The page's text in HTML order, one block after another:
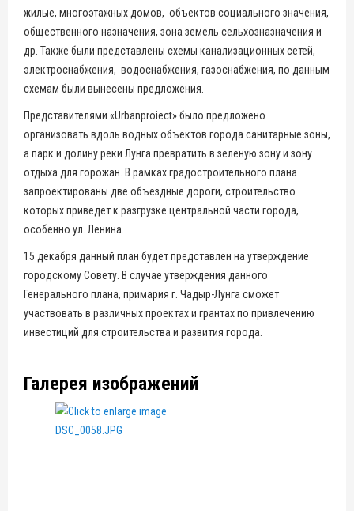
жилые, многоэтажных домов, объектов социального значения,
общественного назначения, зона земель сельхозназначения и
др. Также были представлены схемы канализационных сетей,
электроснабжения, водоснабжения, газоснабжения, по данным
схемам были вынесены предложения.
Представителями «Urbanproiect» было предложено
организовать вдоль водных объектов города санитарные зоны,
а парк и долину реки Лунга превратить в зеленую зону и зону
отдыха для горожан. В рамках градостроительного плана
запроектированы две объездные дороги, строительство
которых приведет к разгрузке центральной части города,
особенно ул. Ленина.
15 декабря данный план будет представлен на утверждение
городскому Совету. В случае утверждения данного
Генерального плана, примария г. Чадыр-Лунга сможет
участвовать в различных проектах и грантах по привлечению
инвестиций для строительства и развития города.
Галерея изображений